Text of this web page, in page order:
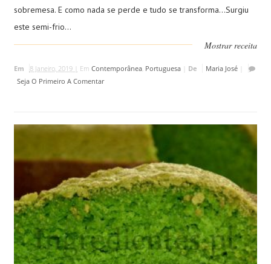
sobremesa. E como nada se perde e tudo se transforma...Surgiu
este semi-frio...
Mostrar receita
Em 8 Janeiro, 2019 | Em Contemporânea, Portuguesa| De Maria José|
Seja O Primeiro A Comentar